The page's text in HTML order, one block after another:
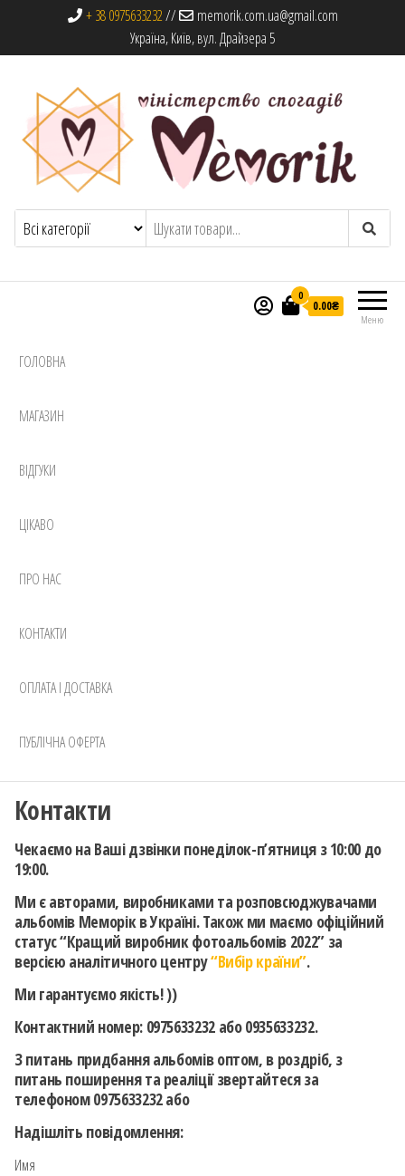
+ 38 0975633232//
memorik.com.ua@gmail.com
Україна, Київ, вул. Драйзера 5
Memorik
Меню
0
0.00₴
ГОЛОВНА
МАГАЗИН
ВІДГУКИ
ЦІКАВО
ПРО НАС
КОНТАКТИ
ОПЛАТА І ДОСТАВКА
ПУБЛІЧНА ОФЕРТА
Контакти
Чекаємо на Ваші дзвінки понеділок-п’ятниця з 10:00 до
19:00.
Ми є авторами, виробниками та розповсюджувачами
альбомів Меморік в Україні. Також ми маємо офіційний
статус “Кращий виробник фотоальбомів 2022” за
версією аналітичного центру“Вибір країни”.
Ми гарантуємо якість! ))
Контактний номер: 0975633232 або 0935633232.
З питань придбання альбомів оптом, в роздріб, з
питань поширення та реаліції звертайтеся за
телефоном 0975633232 або
Надішліть повідомлення:
Имя